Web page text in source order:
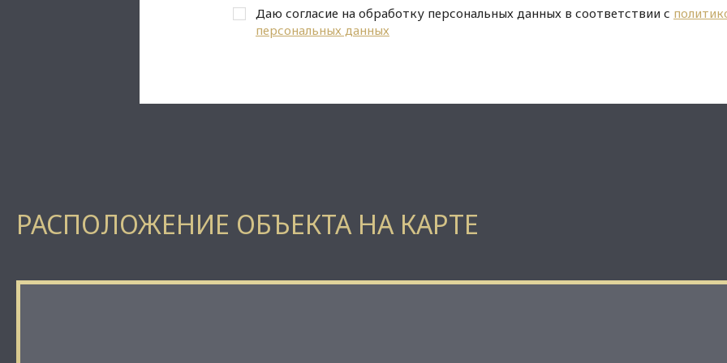
Даю согласие на обработку персональных данных в соответствии с
персональных данных
РАСПОЛОЖЕНИЕ ОБЪЕКТА НА КАРТЕ